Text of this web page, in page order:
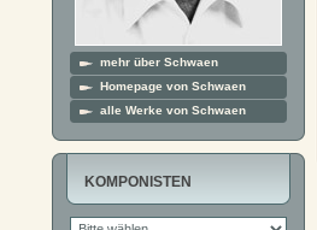
mehr über Schwaen
Homepage von Schwaen
alle Werke von Schwaen
KOMPONISTEN